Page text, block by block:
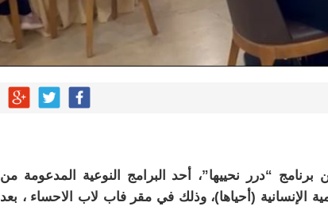
“درر نحييها”، أحد البرامج النوعية المدعومة من
الإنسانية (أحياها)، وذلك في مقر فاب لاب الاحساء ، بعد